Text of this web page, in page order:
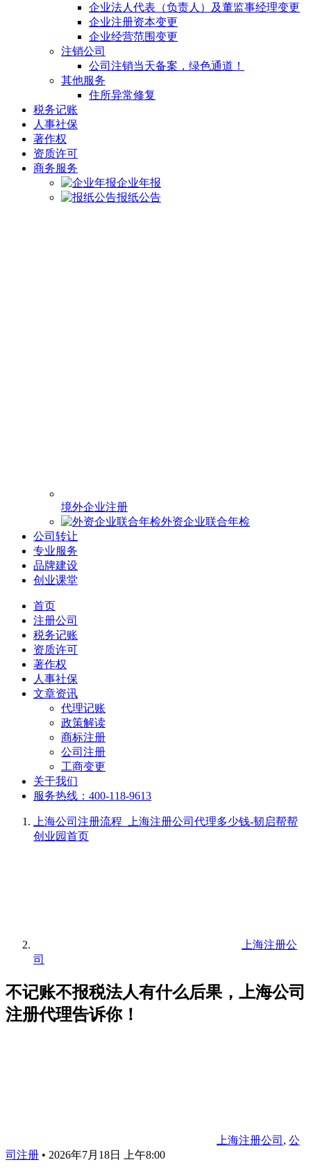
企业法人代表（负责人）及董监事经理变更
企业注册资本变更
企业经营范围变更
注销公司
公司注销当天备案，绿色通道！
其他服务
住所异常修复
税务记账
人事社保
著作权
资质许可
商务服务
企业年报
报纸公告
境外企业注册
外资企业联合年检
公司转让
专业服务
品牌建设
创业课堂
首页
注册公司
税务记账
资质许可
著作权
人事社保
文章资讯
代理记账
政策解读
商标注册
公司注册
工商变更
关于我们
服务热线：400-118-9613
上海公司注册流程_上海注册公司代理多少钱-韧启帮帮
创业园首页
上海注册公
司
不记账不报税法人有什么后果，上海公司
注册代理告诉你！
上海注册公司 , 公
司注册 • 2026年7月18日 上午8:00